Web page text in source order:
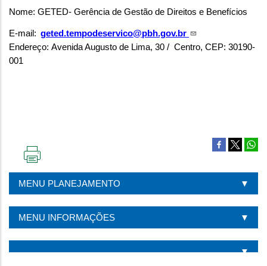
Nome: GETED- Gerência de Gestão de Direitos e Benefícios
E-mail: geted.tempodeservico@pbh.gov.br
Endereço: Avenida Augusto de Lima, 30 / Centro, CEP: 30190-
001
PÁGINA
MENU PLANEJAMENTO
MENU INFORMAÇÕES